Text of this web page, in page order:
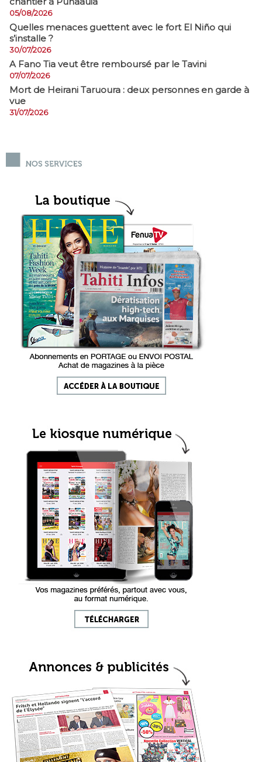
05/08/2026
Quelles menaces guettent avec le fort El Niño qui
s’installe ?
30/07/2026
A Fano Tia veut être remboursé par le Tavini
07/07/2026
Mort de Heirani Taruoura : deux personnes en garde à
vue
31/07/2026